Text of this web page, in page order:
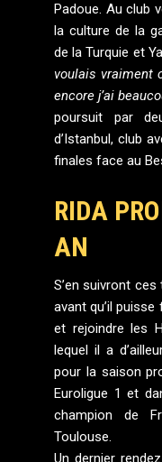
Padoue. Au club
la culture de la
de la Turquie et
voulais vraiment
encore j’ai
poursuit par
d’Istanbul, club
finales face au
RIDA
AN
S’en suivront
avant qu’il
et rejoindre les
lequel il a
pour la saison
Euroligue 1 et
champion de
Toulouse.
Un dernier